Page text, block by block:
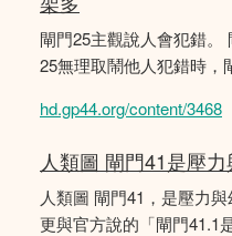
閘門25主觀說人會犯錯。
25無理取鬧他人犯錯時，
hd.gp44.org/content/3468
人類圖 閘門41是壓
人類圖 閘門41，是壓力
更與官方說的「閘門41.1